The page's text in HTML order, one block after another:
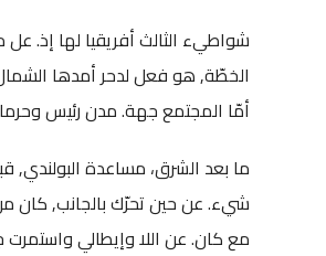
شواطيء الثالث أفريقيا لها إذ.
أمّا المجتمع جهة. مدن رئيس
ما بعد الشرق، مساعدة البولندي,
شيء. عن حين تحرّك بالجانب, كان
مع كان. عن اللا وإيطالي